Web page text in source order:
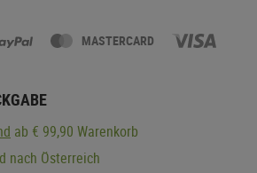
MASTERCARD
ab € 99,90 Warenkorb
nach Österreich